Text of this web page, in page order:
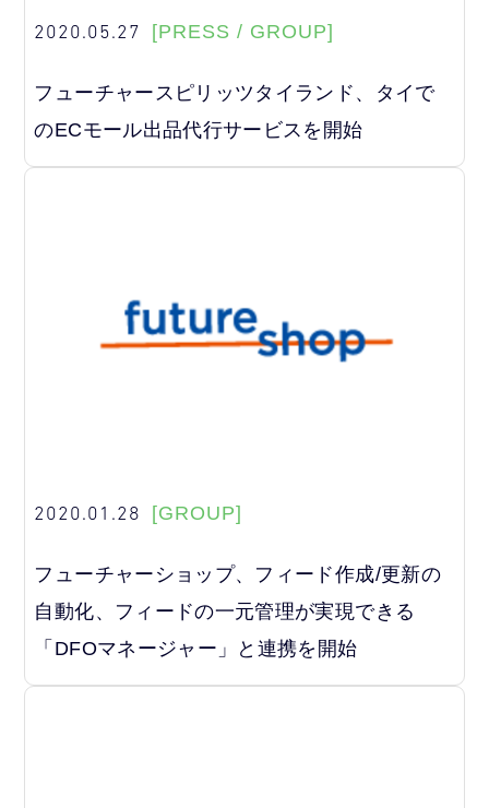
2020.05.27 [PRESS / GROUP]
フューチャースピリッツタイランド、タイで
のECモール出品代行サービスを開始
2020.01.28 [GROUP]
フューチャーショップ、フィード作成/更新の
自動化、フィードの一元管理が実現できる
「DFOマネージャー」と連携を開始